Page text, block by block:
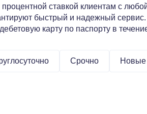
ставкой клиентам с
быстрый и надежный сервис.
карту по паспорту в
Срочно